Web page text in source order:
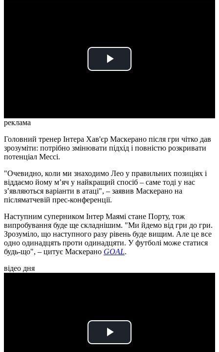
Play
реклама
Головний тренер Інтера Хав'єр Маскерано після гри чітко дав
зрозуміти: потрібно змінювати підхід і повністю розкривати
потенціал Мессі.
"Очевидно, коли ми знаходимо Лео у правильних позиціях і
віддаємо йому м’яч у найкращий спосіб – саме тоді у нас
з’являються варіанти в атаці", – заявив Маскерано на
післяматчевій прес-конференції.
Наступним суперником Інтер Маямі стане Порту, тож
випробування буде ще складнішим. "Ми йдемо від гри до гри.
Зрозуміло, що наступного разу рівень буде вищим. Але це все
одно одинадцять проти одинадцяти. У футболі може статися
будь-що", – цитує Маскерано GOAL.
відео дня
Play